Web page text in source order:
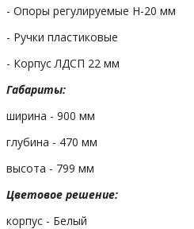
- Опоры регулируемые Н-20 мм
- Ручки пластиковые
- Корпус ЛДСП 22 мм
Габариты:
ширина - 900 мм
глубина - 470 мм
высота - 799 мм
Цветовое решение:
корпус - Белый